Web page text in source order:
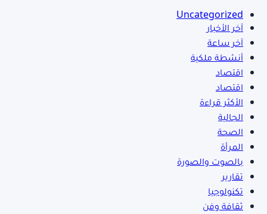
Uncategorized
آخر الأخبار
آخر ساعة
أنشطة ملكية
اقتصاد
اقتصاد
الأكثر قراءة
الجالية
الصحة
المرأة
بالصوت والصورة
تقارير
تكنولوجيا
ثقافة وفن